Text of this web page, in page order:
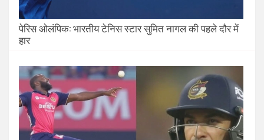
पेरिस ओलंपिक: भारतीय टेनिस स्टार सुमित नागल की पहले दौर में
हार